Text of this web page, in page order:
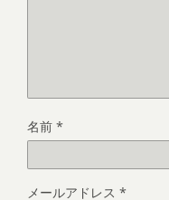
名前 *
メールアドレス *